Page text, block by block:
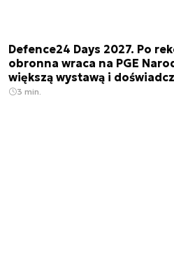
Defence24 Days 2027. Po
obronna wraca na PGE
większą wystawą i
3 min.